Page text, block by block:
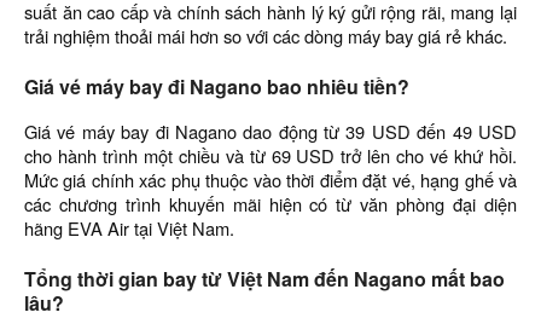
suất ăn cao cấp và chính sách hành lý ký gửi rộng rãi, mang lại
trải nghiệm thoải mái hơn so với các dòng máy bay giá rẻ khác.
Giá vé máy bay đi Nagano bao nhiêu tiền?
Giá vé máy bay đi Nagano dao động từ 39 USD đến 49 USD
cho hành trình một chiều và từ 69 USD trở lên cho vé khứ hồi.
Mức giá chính xác phụ thuộc vào thời điểm đặt vé, hạng ghế và
các chương trình khuyến mãi hiện có từ văn phòng đại diện
hãng EVA Air tại Việt Nam.
Tổng thời gian bay từ Việt Nam đến Nagano mất bao
lâu?